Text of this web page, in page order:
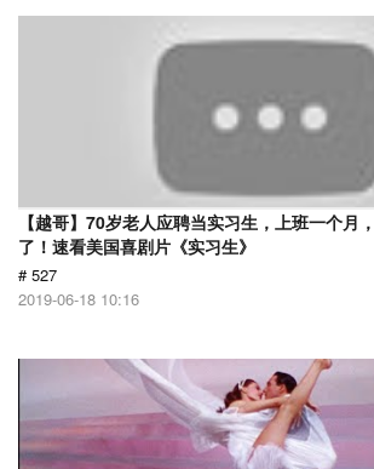
【越哥】70岁老人应聘当实习生，上班一个月
了！速看美国喜剧片《实习生》
# 527
2019-06-18 10:16